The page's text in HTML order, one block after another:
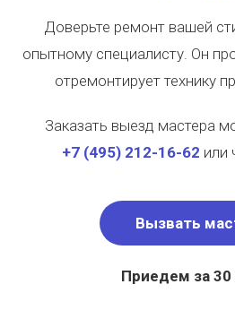
Доверьте ремонт вашей
опытному специалисту. Он
отремонтирует технику
Заказать выезд мастера
+7 (495)212-16-62 или
Вызвать
Приедем за